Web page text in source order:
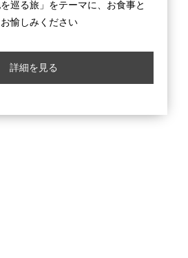
巡る旅」をテーマに、お食事と
愉しみください
詳細を見る